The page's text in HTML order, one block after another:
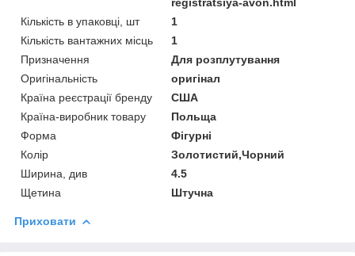
Кількість в упаковці, шт
1
Кількість вантажних місць
1
Призначення
Для розплутування
Оригінальність
оригінал
Країна реєстрації бренду
США
Країна-виробник товару
Польща
Форма
Фігурні
Колір
Золотистий,Чорний
Ширина, див
4.5
Щетина
Штучна
Приховати